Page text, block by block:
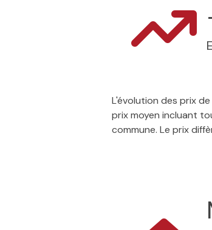
L'évolution des prix
prix moyen incluant
commune. Le prix